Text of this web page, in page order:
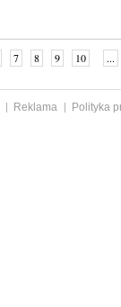
7 8 9 10 ...
Reklama
Polityka